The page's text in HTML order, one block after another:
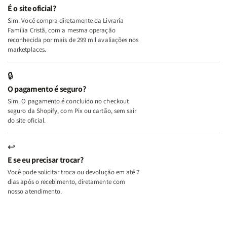
e
Deus
+
A
Mulher
Lar
+
A
Lar
É o site oficial?
Sim. Você compra diretamente da Livraria
Família Cristã, com a mesma operação
reconhecida por mais de 299 mil avaliações nos
marketplaces.
🔒
O pagamento é seguro?
Sim. O pagamento é concluído no checkout
seguro da Shopify, com Pix ou cartão, sem sair
do site oficial.
↩
E se eu precisar trocar?
Você pode solicitar troca ou devolução em até 7
dias após o recebimento, diretamente com
nosso atendimento.